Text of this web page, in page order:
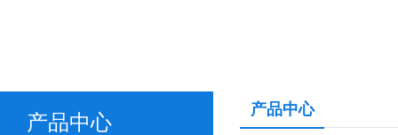
产品中心
产品中心